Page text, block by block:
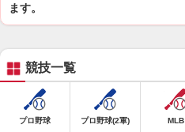
ます。
競技一覧
プロ野球 プロ野球(2軍) MLB